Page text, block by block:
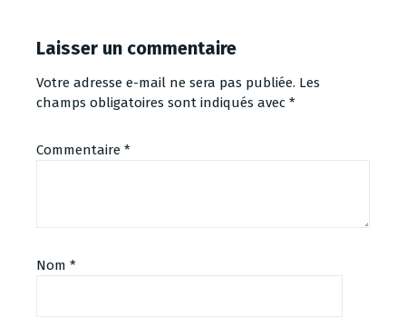
Laisser un commentaire
Votre adresse e-mail ne sera pas publiée. Les
champs obligatoires sont indiqués avec *
Commentaire *
Nom *